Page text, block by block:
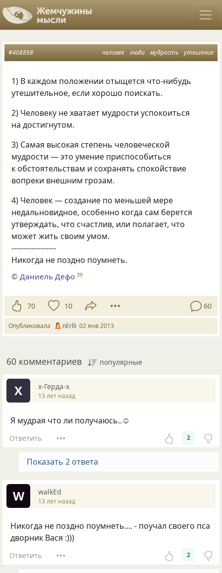
человек люди мудрость утешение
#408898
1) В каждом положении отыщется что-нибудь
утешительное, если хорошо поискать.
2) Человеку не хватает мудрости успокоиться
на достигнутом.
3) Самая высокая степень человеческой
мудрости — это умение приспособиться
к обстоятельствам и сохранять спокойствие
вопреки внешним грозам.
4) Человек — создание по меньшей мере
недальновидное, особенно когда сам берется
утверждать, что счастлив, или полагает, что
может жить своим умом.
------------------
Никогда не поздно поумнеть.
© Даниель Дефо 39
70 10 60
Опубликовала nErlli 02 янв 2013
60 комментариев популярные
Х х-Герда-х
13 лет назад
Я мудрая что ли получаюсь..☺
Ответить 2
Показать 2 ответа
W walkEd
13 лет назад
Никогда не поздно поумнеть.... - поучал своего пса
дворник Вася :)))
Ответить 2